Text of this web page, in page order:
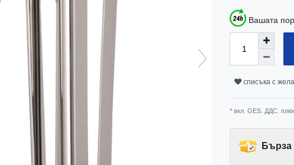
Вашата
списъка с
* вкл. GES. ДДС.
Бърза